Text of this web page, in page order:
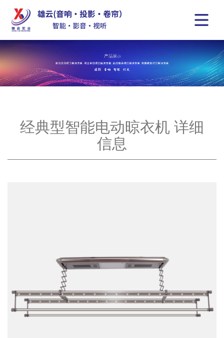
经典型智能电动晾衣机 详细
信息